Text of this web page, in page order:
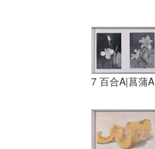
7 百合A|菖蒲A